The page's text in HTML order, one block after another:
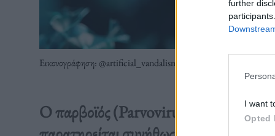
further
I want
Opted
Εικονογράφηση: @artificial_vandalism
Ο παρβοϊός (Parvovirus B19), είναι ένας